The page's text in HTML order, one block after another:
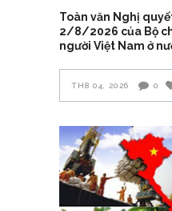
Toàn văn Nghị
2/8/2026 của Bộ
người Việt Nam ở
TH8 04, 2026 0